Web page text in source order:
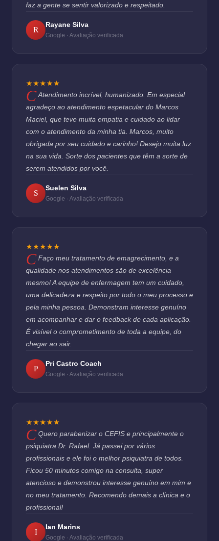
faz a gente se sentir valorizado e respeitado.
R
Rayane Silva
Google · Avaliação verificada
★★★★★
Atendimento incrível, humanizado. Em especial
agradeço ao atendimento espetacular do Marcos
Maciel, que teve muita empatia e cuidado ao lidar
com o atendimento da minha tia. Marcos, muito
obrigada por seu cuidado e carinho! Desejo muita luz
na sua vida. Sorte dos pacientes que têm a sorte de
serem atendidos por você.
S
Suelen Silva
Google · Avaliação verificada
★★★★★
Faço meu tratamento de emagrecimento, e a
qualidade nos atendimentos são de excelência
mesmo! A equipe de enfermagem tem um cuidado,
uma delicadeza e respeito por todo o meu processo e
pela minha pessoa. Demonstram interesse genuíno
em acompanhar e dar o feedback de cada aplicação.
É visível o comprometimento de toda a equipe, do
chegar ao sair.
P
Pri Castro Coach
Google · Avaliação verificada
★★★★★
Quero parabenizar o CEFIS e principalmente o
psiquiatra Dr. Rafael. Já passei por vários
profissionais e ele foi o melhor psiquiatra de todos.
Ficou 50 minutos comigo na consulta, super
atencioso e demonstrou interesse genuíno em mim e
no meu tratamento. Recomendo demais a clínica e o
profissional!
I
Ian Marins
Google · Avaliação verificada